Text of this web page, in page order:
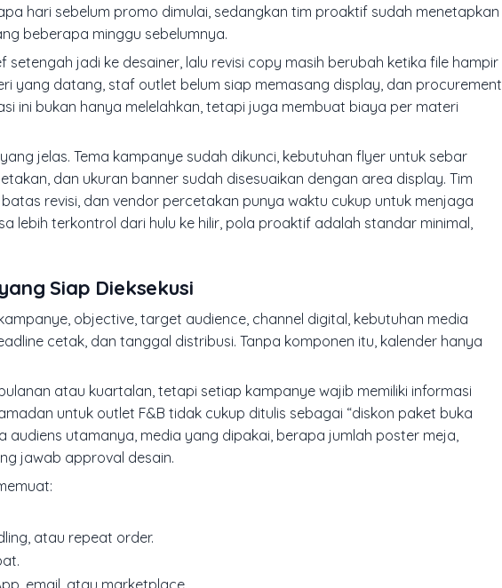
hari sebelum promo dimulai, sedangkan tim proaktif sudah menetapkan
beberapa minggu sebelumnya.
jadi ke desainer, lalu revisi copy masih berubah ketika file hampir
yang datang, staf outlet belum siap memasang display, dan procurement
ini bukan hanya melelahkan, tetapi juga membuat biaya per materi
jelas. Tema kampanye sudah dikunci, kebutuhan flyer untuk sebar
dan ukuran banner sudah disesuaikan dengan area display. Tim
revisi, dan vendor percetakan punya waktu cukup untuk menjaga
lebih terkontrol dari hulu ke hilir, pola proaktif adalah standar minimal,
Siap Dieksekusi
objective, target audience, channel digital, kebutuhan media
cetak, dan tanggal distribusi. Tanpa komponen itu, kalender hanya
atau kuartalan, tetapi setiap kampanye wajib memiliki informasi
untuk outlet F&B tidak cukup ditulis sebagai “diskon paket buka
audiens utamanya, media yang dipakai, berapa jumlah poster meja,
jawab approval desain.
atau repeat order.